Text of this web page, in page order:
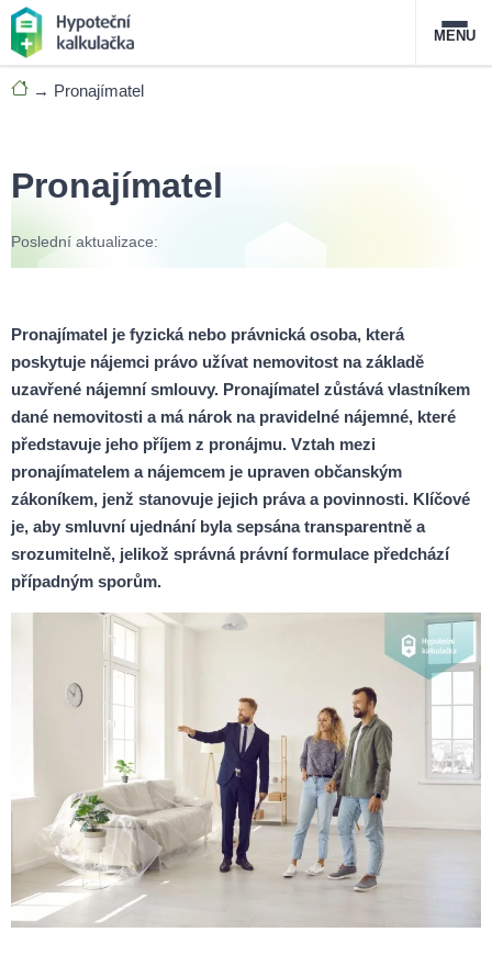
Nabídka hypoték
O službě
MENU
→ Pronajímatel
Pronajímatel
Poslední aktualizace:
Pronajímatel je fyzická nebo právnická osoba, která
poskytuje nájemci právo užívat nemovitost na základě
uzavřené nájemní smlouvy. Pronajímatel zůstává vlastníkem
dané nemovitosti a má nárok na pravidelné nájemné, které
představuje jeho příjem z pronájmu. Vztah mezi
pronajímatelem a nájemcem je upraven občanským
zákoníkem, jenž stanovuje jejich práva a povinnosti. Klíčové
je, aby smluvní ujednání byla sepsána transparentně a
srozumitelně, jelikož správná právní formulace předchází
případným sporům.